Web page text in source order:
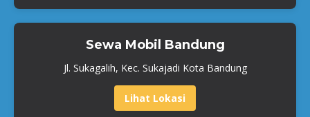
Sewa Mobil Bandung
Jl. Sukagalih, Kec. Sukajadi Kota Bandung
Lihat Lokasi